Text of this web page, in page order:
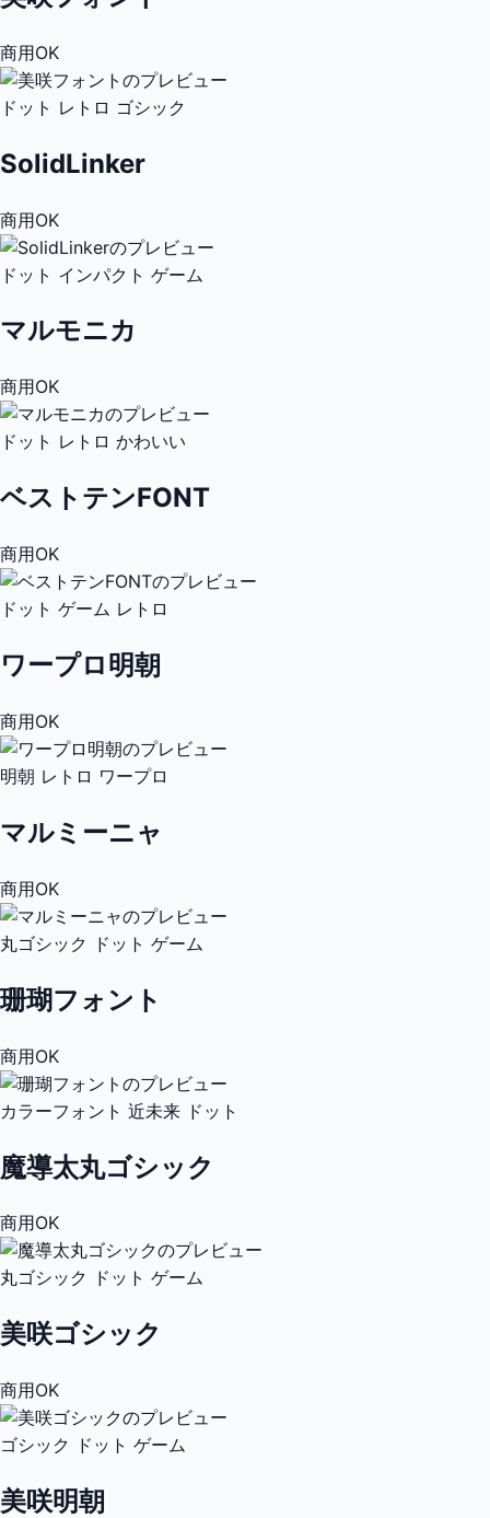
商用OK
ドット レトロ ゴシック
SolidLinker
商用OK
ドット インパクト ゲーム
マルモニカ
商用OK
ドット レトロ かわいい
ベストテンFONT
商用OK
ドット ゲーム レトロ
ワープロ明朝
商用OK
明朝 レトロ ワープロ
マルミーニャ
商用OK
丸ゴシック ドット ゲーム
珊瑚フォント
商用OK
カラーフォント 近未来 ドット
魔導太丸ゴシック
商用OK
丸ゴシック ドット ゲーム
美咲ゴシック
商用OK
ゴシック ドット ゲーム
美咲明朝